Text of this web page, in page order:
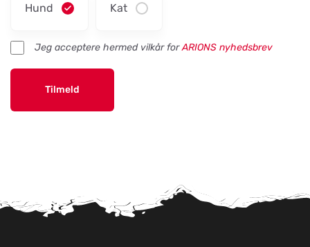
Hund Kat
Jeg acceptere hermed vilkår forARIONS nyhedsbrev
Tilmeld